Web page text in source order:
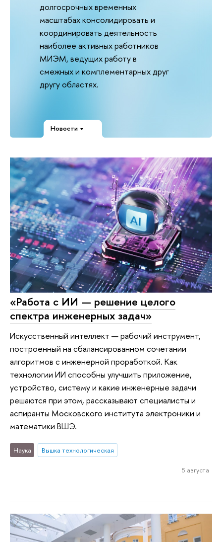
долгосрочных временных
масштабах консолидировать и
координировать деятельность
наиболее активных работников
МИЭМ, ведущих работу в
смежных и комплементарных друг
другу областях.
Новости
«Работа с ИИ — решение целого
спектра инженерных задач»
Искусственный интеллект — рабочий инструмент,
построенный на сбалансированном сочетании
алгоритмов с инженерной проработкой. Как
технологии ИИ способны улучшить приложение,
устройство, систему и какие инженерные задачи
решаются при этом, рассказывают специалисты и
аспиранты Московского института электроники и
математики ВШЭ.
Наука Вышка технологическая
5 августа